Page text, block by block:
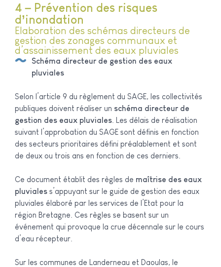
4 – Prévention des risques
d’inondation
Elaboration des schémas directeurs de
gestion des zonages communaux et
d’assainissement des eaux pluviales
Schéma directeur de gestion des eaux
pluviales
Selon l’article 9 du règlement du SAGE, les collectivités
publiques doivent réaliser un schéma directeur de
gestion des eaux pluviales . Les délais de réalisation
suivant l’approbation du SAGE sont définis en fonction
des secteurs prioritaires défini préalablement et sont
de deux ou trois ans en fonction de ces derniers.
Ce document établit des règles de maîtrise des eaux
pluviales s’appuyant sur le guide de gestion des eaux
pluviales élaboré par les services de l’Etat pour la
région Bretagne. Ces règles se basent sur un
événement qui provoque la crue décennale sur le cours
d’eau récepteur.
Sur les communes de Landerneau et Daoulas, le